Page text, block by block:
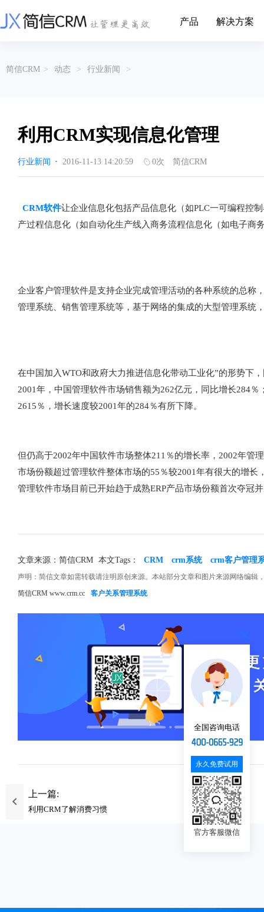
产品
营销云
从营销获客到商机转化的全流程管理
渠道云
融合分公司、经销商、总部伙伴管理
涵盖多种售前/后服务元素功能和接入
解决方案
挖现有客户价值以及开发更多新...
的现代化管理
传媒企业自身由于数字化传媒的发
展，对其内部控制建设和完善也是...
进装修行业往
互联网等相关信息技术的发展是支撑
互联网金融模式发展的基石，给...
通过数字化方
享受个性化的
帮助文档
以CRM产品为基础的功能点
关于简信
简信CRM > 动态 > 行业新闻 >
利用CRM实现信息化管理
行业新闻 · 2016-11-13 14:20:59 0次 简信CRM
CRM软件让企业信息化包括产品信息化（如PLC一可编程控
产过程信息化（如自动化生产线入商务流程信息化（如电子商
企业客户管理软件是支持企业完成管理活动的各种系统的总称
管理系统、销售管理系统等，基于网络的集成的大型管理系统
在中国加入WTO和政府大力推进信息化带动工业化”的形势下
2001年，中国管理软件市场销售额为262亿元，同比增长284
2615％，增长速度较2001年的284％有所下降。
但仍高于2002年中国软件市场整体211％的增长率，2002年管
市场份额超过管理软件整体市场的55％较2001年有很大的增
管理软件市场目前已开始趋于成熟ERP产品市场份额首次夺冠
文章来源：简信CRM 本文Tags： CRM crm系统 crm客户管理
声明：简信文章如需转载请注明原创来源。本站部分文章和图片来源网络编
简信CRM www.crm.cc
客户关系管理系统
上一篇:
利用CRM了解消费习惯
全国咨询电话
永久免费试用
官方客服微信